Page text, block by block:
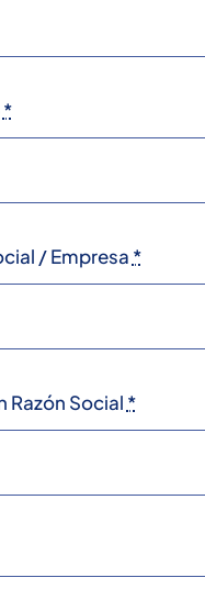
*
/ Empresa *
Razón Social *